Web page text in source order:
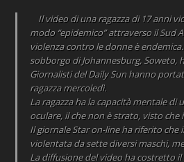
Il video di una ragazza di 17 anni
modo “epidemico” attraverso il Sud
violenza contro le donne è
sobborgo di Johannesburg, Soweto,
Giornalisti del Daily Sun hanno
ragazza mercoledì.
La ragazza ha la capacità mentale
oculare, il che non è strato, visto che
Il giornale Star on-line ha riferito che
violentata da sette diversi maschi,
La diffusione del video ha costretto